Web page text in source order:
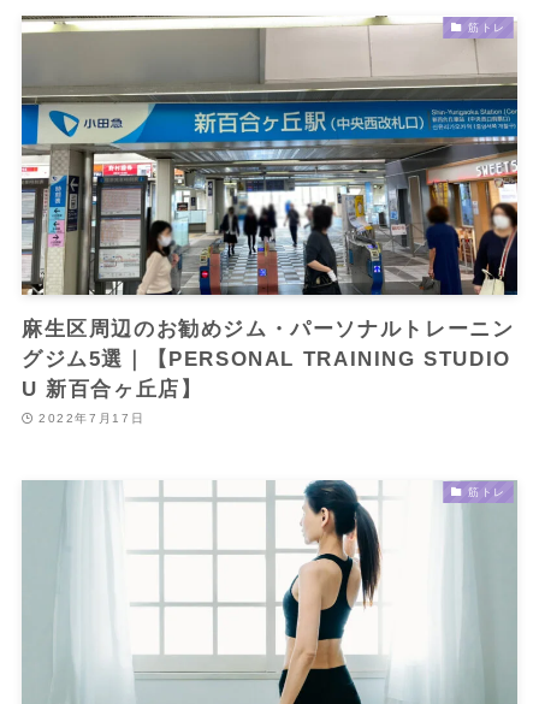
筋トレ
麻生区周辺のお勧めジム・パーソナルトレーニン
グジム5選｜【PERSONAL TRAINING STUDIO
U 新百合ヶ丘店】
2022年7月17日
筋トレ